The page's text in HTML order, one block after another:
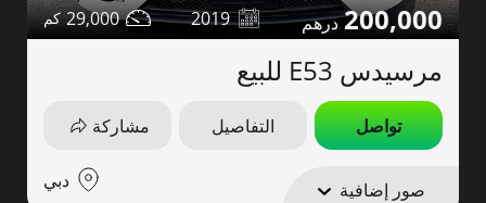
200,000
2019
29,000
مرسيدس E53 للبيع
تواصل التفاصيل مشاركة
صور إضافية دبي